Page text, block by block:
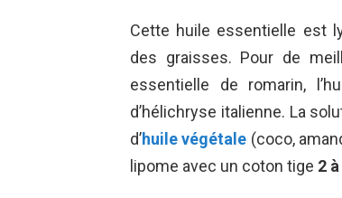
Cette huile essentielle est
des graisses. Pour de
essentielle de romarin,
d’hélichryse italienne. La
d’huile végétale (coco,
lipome avec un coton tige 2